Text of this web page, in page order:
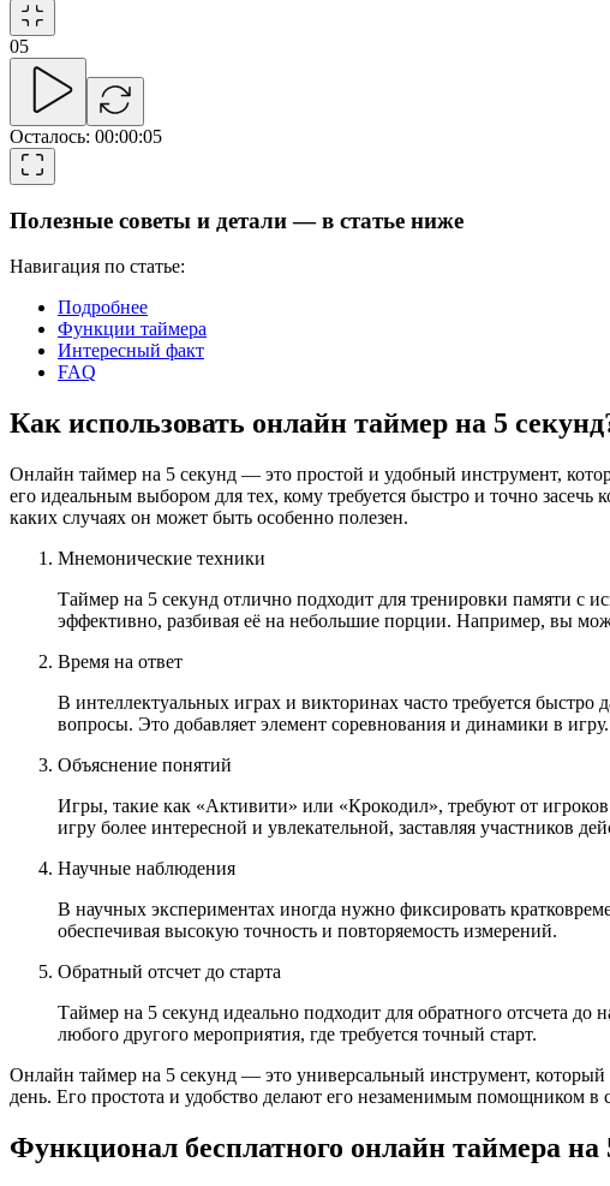
05
Осталось: 00:00:05
НАСТРОЙКИ
Звуки:
Полезные советы и детали — в статье ниже
Навигация по статье:
Подробнее
Функции таймера
Интересный факт
FAQ
Как использовать онлайн таймер на 5
Онлайн таймер на 5 секунд — это простой и удобный инструмент,
его идеальным выбором для тех, кому требуется быстро и точно
каких случаях он может быть особенно полезен.
Мнемонические техники
Таймер на 5 секунд отлично подходит для тренировки памяти с
эффективно, разбивая её на небольшие порции. Например, вы
Время на ответ
В интеллектуальных играх и викторинах часто требуется быстро
вопросы. Это добавляет элемент соревнования и динамики в игру.
Объяснение понятий
Игры, такие как «Активити» или «Крокодил», требуют от
игру более интересной и увлекательной, заставляя участников
Научные наблюдения
В научных экспериментах иногда нужно фиксировать
обеспечивая высокую точность и повторяемость измерений.
Обратный отсчет до старта
Таймер на 5 секунд идеально подходит для обратного отсчета до
любого другого мероприятия, где требуется точный старт.
Онлайн таймер на 5 секунд — это универсальный инструмент,
день. Его простота и удобство делают его незаменимым помощником в
Функционал бесплатного онлайн таймера на